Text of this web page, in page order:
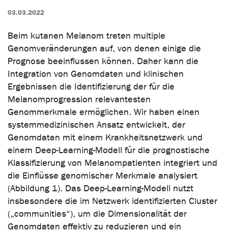
03.03.2022
Beim kutanen Melanom treten multiple
Genomveränderungen auf, von denen einige die
Prognose beeinflussen können. Daher kann die
Integration von Genomdaten und klinischen
Ergebnissen die Identifizierung der für die
Melanomprogression relevantesten
Genommerkmale ermöglichen. Wir haben einen
systemmedizinischen Ansatz entwickelt, der
Genomdaten mit einem Krankheitsnetzwerk und
einem Deep-Learning-Modell für die prognostische
Klassifizierung von Melanompatienten integriert und
die Einflüsse genomischer Merkmale analysiert
(Abbildung 1). Das Deep-Learning-Modell nutzt
insbesondere die im Netzwerk identifizierten Cluster
(„communities“), um die Dimensionalität der
Genomdaten effektiv zu reduzieren und ein